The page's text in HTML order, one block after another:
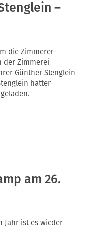
–
die Zimmerer-
der Zimmerei
Günther Stenglein
hatten
am 26.
Jahr ist es wieder